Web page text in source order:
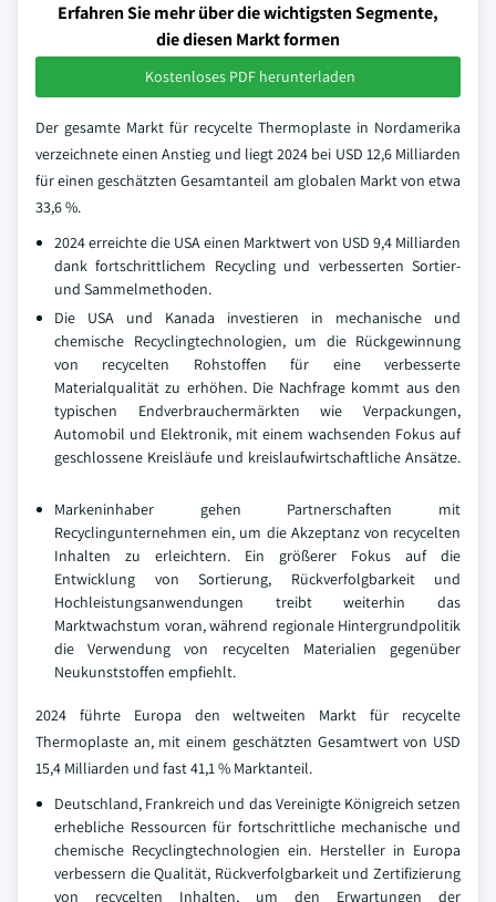
Erfahren Sie mehr über die wichtigsten Segmente,
die diesen Markt formen
Kostenloses PDF herunterladen
Der gesamte Markt für recycelte Thermoplaste in Nordamerika
verzeichnete einen Anstieg und liegt 2024 bei USD 12,6 Milliarden
für einen geschätzten Gesamtanteil am globalen Markt von etwa
33,6 %.
2024 erreichte die USA einen Marktwert von USD 9,4 Milliarden
dank fortschrittlichem Recycling und verbesserten Sortier-
und Sammelmethoden.
Die USA und Kanada investieren in mechanische und
chemische Recyclingtechnologien, um die Rückgewinnung
von recycelten Rohstoffen für eine verbesserte
Materialqualität zu erhöhen. Die Nachfrage kommt aus den
typischen Endverbrauchermärkten wie Verpackungen,
Automobil und Elektronik, mit einem wachsenden Fokus auf
geschlossene Kreisläufe und kreislaufwirtschaftliche Ansätze.
Markeninhaber gehen Partnerschaften mit
Recyclingunternehmen ein, um die Akzeptanz von recycelten
Inhalten zu erleichtern. Ein größerer Fokus auf die
Entwicklung von Sortierung, Rückverfolgbarkeit und
Hochleistungsanwendungen treibt weiterhin das
Marktwachstum voran, während regionale Hintergrundpolitik
die Verwendung von recycelten Materialien gegenüber
Neukunststoffen empfiehlt.
2024 führte Europa den weltweiten Markt für recycelte
Thermoplaste an, mit einem geschätzten Gesamtwert von USD
15,4 Milliarden und fast 41,1 % Marktanteil.
Deutschland, Frankreich und das Vereinigte Königreich setzen
erhebliche Ressourcen für fortschrittliche mechanische und
chemische Recyclingtechnologien ein. Hersteller in Europa
verbessern die Qualität, Rückverfolgbarkeit und Zertifizierung
von recycelten Inhalten, um den Erwartungen der